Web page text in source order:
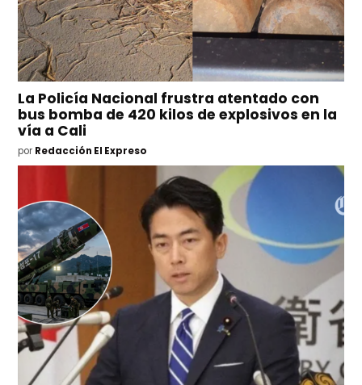
La Policía Nacional frustra atentado con
bus bomba de 420 kilos de explosivos en la
vía a Cali
por Redacción El Expreso